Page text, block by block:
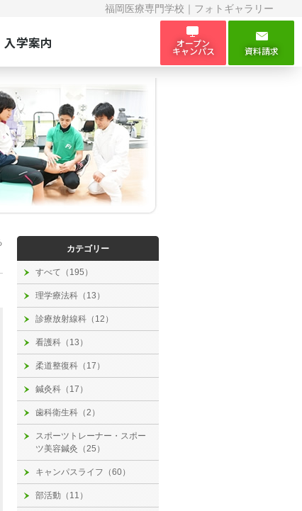
福岡医療専門学校｜フォトギャラリー
入学案内 オープン
キャンパス 資料請求
カテゴリー
すべて（195）
理学療法科（13）
診療放射線科（12）
看護科（13）
柔道整復科（17）
鍼灸科（17）
歯科衛生科（2）
スポーツトレーナー・スポー
ツ美容鍼灸（25）
キャンパスライフ（60）
部活動（11）